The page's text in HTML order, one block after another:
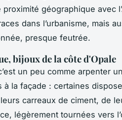
géographique avec
dans l’urbanisme, mais
presque feutrée.
bijoux de la côte d'Opale
un peu comme arpenter
à la façade : certaines
carreaux de ciment, de
légèrement tournées vers